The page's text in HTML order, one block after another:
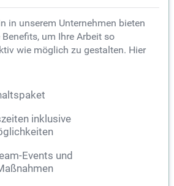
in unserem Unternehmen bieten
um Ihre Arbeit so
wie möglich zu gestalten. Hier
inklusive
Events und